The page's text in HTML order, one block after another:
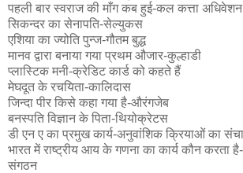
पहली बार स्वराज की माँग कब हुई-कल कत्ता
सिकन्दर का सेनापति-सेल्युकस
एशिया का ज्योति पुन्ज-गौतम बुद्ध
मानव द्वारा बनाया गया प्रथम औजार-कुल्हाडी
प्लास्टिक मनी-क्रेडिट कार्ड को कहते हैं
मेघदूत के रचयिता-कालिदास
जिन्दा पीर किसे कहा गया है-औरंगजेब
बनस्पति विज्ञान के पिता-थियोक्रेटस
डी एन ए का प्रमुख कार्य-अनुवांशिक क्रियाओं का
भारत में राष्ट्रीय आय के गणना का कार्य कौन करता
संगठन